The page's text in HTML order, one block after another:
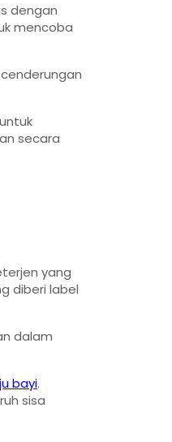
dengan
mencoba
secara
yang
diberi label
dalam
bayi.
sisa